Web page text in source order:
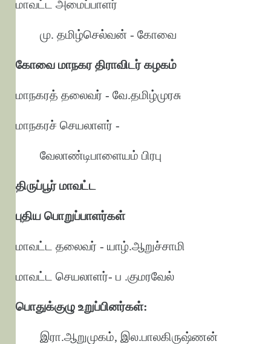
மாவட்ட அமைப்பாளர்
மு. தமிழ்செல்வன் - கோவை
கோவை மாநகர திராவிடர் கழகம்
மாநகரத் தலைவர் - வே.தமிழ்முரசு
மாநகரச் செயலாளர் -
வேலாண்டிபாளையம் பிரபு
திருப்பூர் மாவட்ட
புதிய பொறுப்பாளர்கள்
மாவட்ட தலைவர் - யாழ்.ஆறுச்சாமி
மாவட்ட செயலாளர்- ப .குமரவேல்
பொதுக்குழு உறுப்பினர்கள்:
இரா.ஆறுமுகம், இல.பாலகிருஷ்ணன்